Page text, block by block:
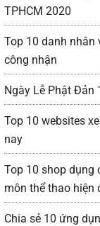
TPHCM 2020
Top 10 danh nhân
công nhận
Ngày Lễ Phật Đản
Top 10 websites
nay
Top 10 shop dụng
môn thể thao hiện
Chia sẻ 10 ứng